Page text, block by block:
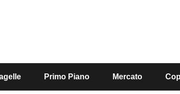
Primo Piano Mercato